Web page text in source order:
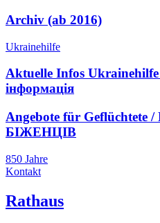
Archiv (ab 2016)
Ukrainehilfe
Aktuelle Infos
інформація
Angebote für
БІЖЕНЦІВ
850 Jahre
Kontakt
Rathaus